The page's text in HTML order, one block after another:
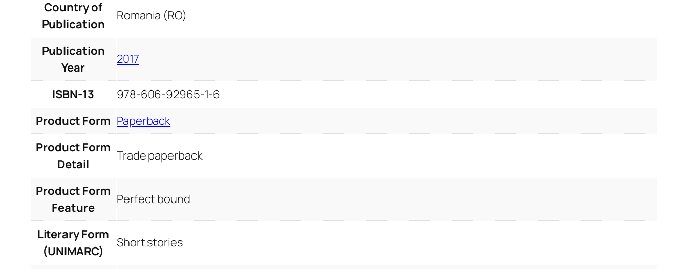
Country of
Publication
Romania (RO)
Publication
Year
2017
ISBN-13
978-606-92965-1-6
Product Form Paperback
Product Form
Detail
Trade paperback
Product Form
Feature
Perfect bound
Literary Form
(UNIMARC)
Short stories